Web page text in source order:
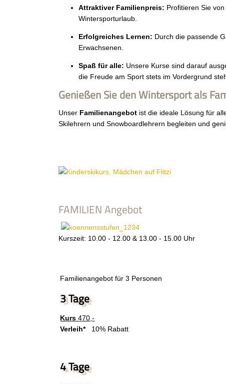
Attraktiver Familienpreis: Profitieren Sie
Wintersporturlaub.
Erfolgreiches Lernen: Durch die passende
Erwachsenen.
Spaß für alle: Unsere Kurse sind darauf
die Freude am Sport stets im Vordergrund
Genießen Sie den Wintersport als
Unser Familienangebot ist die ideale Lösung für
Skilehrern und Snowboardlehrern begleiten und
FAMILIEN Angebot
Kurszeit: 10.00 - 12.00 & 13.00 - 15.00 Uhr
Familienangebot für 3 Personen
3 Tage
Kurs470,-
Verleih*
10% Rabatt
4 Tage